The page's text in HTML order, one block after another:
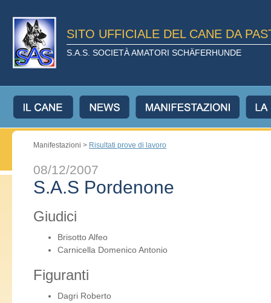
SITO UFFICIALE DEL CANE DA
S.A.S. SOCIETÀ AMATORI SCHÄFERHUNDE
Manifestazioni > Risultati prove di lavoro
08/12/2007
S.A.S Pordenone
Giudici
Brisotto Alfeo
Carnicella Domenico Antonio
Figuranti
Dagri Roberto